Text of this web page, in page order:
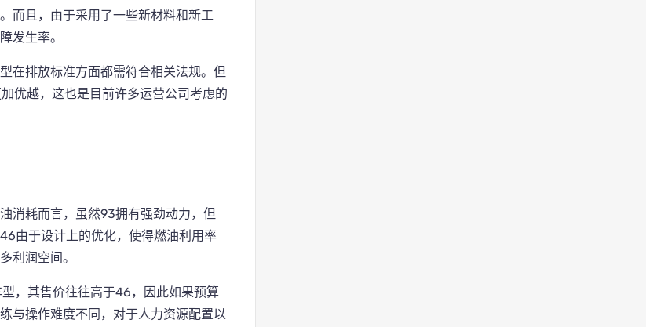
而且，由于采用了一些新材料和新工
发生率。
在排放标准方面都需符合相关法规。但
优越，这也是目前许多运营公司考虑的
消耗而言，虽然93拥有强劲动力，但
由于设计上的优化，使得燃油利用率
利润空间。
，其售价往往高于46，因此如果预算
与操作难度不同，对于人力资源配置以